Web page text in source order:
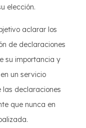
elección.
aclarar los
de declaraciones
su importancia y
un servicio
las declaraciones
que nunca en